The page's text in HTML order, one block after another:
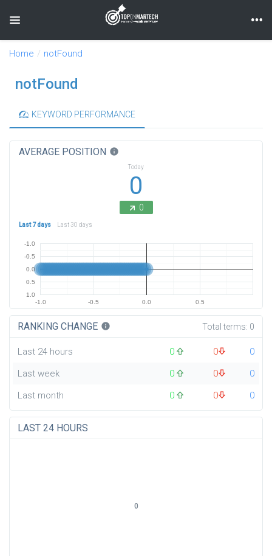
Toggle navigation
Home notFound
notFound
KEYWORD PERFORMANCE
AVERAGE POSITION info
Today
0
0
Last 7 days Last 30 days
-1.0 -0.5 0.0 0.5
-1.0
-0.5
0.0
0.5
1.0
RANKING CHANGE info Total terms: 0
Last 24 hours 0 0
0
Last week
0 0
0
Last month
0 0 0
LAST 24 HOURS
0